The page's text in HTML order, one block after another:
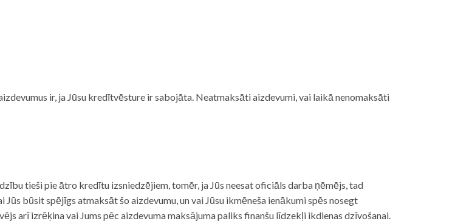
ir, ja Jūsu kredītvēsture ir sabojāta. Neatmaksāti aizdevumi, vai laikā nenomaksāti
tieši pie ātro kredītu izsniedzējiem, tomēr, ja Jūs neesat oficiāls darba ņēmējs, tad
būsit spējīgs atmaksāt šo aizdevumu, un vai Jūsu ikmēneša ienākumi spēs nosegt
arī izrēķina vai Jums pēc aizdevuma maksājuma paliks finanšu līdzekļi ikdienas dzīvošanai.